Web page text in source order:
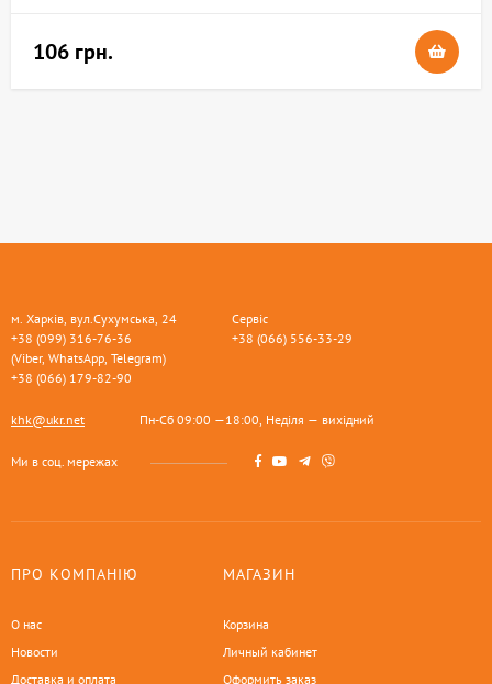
106 грн.
м. Харків, вул.Сухумська, 24
+38 (099) 316-76-36
(Viber, WhatsApp, Telegram)
+38 (066) 179-82-90
Сервіс
+38 (066) 556-33-29
khk@ukr.net Пн-Сб 09:00 —18:00, Неділя — вихідний
Ми в соц. мережах
ПРО КОМПАНІЮ
О нас
Новости
Доставка и оплата
МАГАЗИН
Корзина
Личный кабинет
Оформить заказ